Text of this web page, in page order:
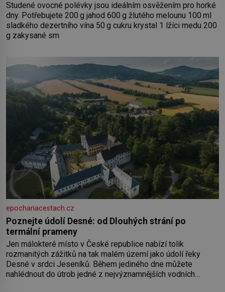
Studené ovocné polévky jsou ideálním osvěžením pro horké
dny. Potřebujete 200 g jahod 600 g žlutého melounu 100 ml
sladkého dezertního vína 50 g cukru krystal 1 lžíci medu 200
g zakysané sm
epochanacestach.cz
Poznejte údolí Desné: od Dlouhých strání po
termální prameny
Jen málokteré místo v České republice nabízí tolik
rozmanitých zážitků na tak malém území jako údolí řeky
Desné v srdci Jeseníků. Během jediného dne můžete
nahlédnout do útrob jedné z nejvýznamnějších vodních